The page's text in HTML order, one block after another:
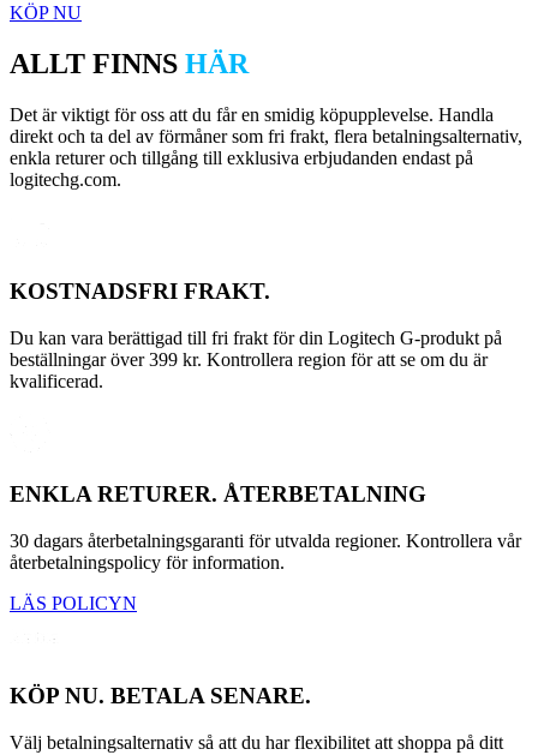
KÖP NU
ALLT FINNS HÄR
Det är viktigt för oss att du får en smidig köpupplevelse. Handla
direkt och ta del av förmåner som fri frakt, flera betalningsalternativ,
enkla returer och tillgång till exklusiva erbjudanden endast på
logitechg.com.
KOSTNADSFRI FRAKT.
Du kan vara berättigad till fri frakt för din Logitech G-produkt på
beställningar över 399 kr. Kontrollera region för att se om du är
kvalificerad.
ENKLA RETURER. ÅTERBETALNING
30 dagars återbetalningsgaranti för utvalda regioner. Kontrollera vår
återbetalningspolicy för information.
LÄS POLICYN
KÖP NU. BETALA SENARE.
Välj betalningsalternativ så att du har flexibilitet att shoppa på ditt